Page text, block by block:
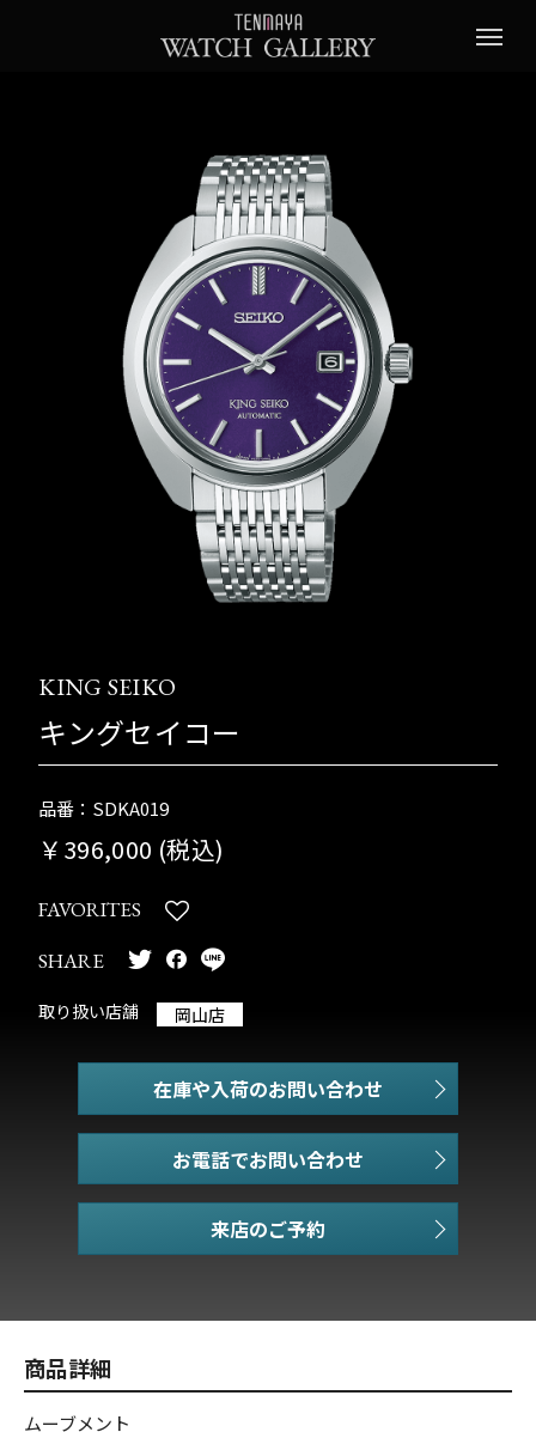
KING SEIKO
キングセイコー
品番：SDKA019
￥396,000 (税込)
FAVORITES
SHARE
取り扱い店舗 岡山店
在庫や入荷のお問い合わせ
お電話でお問い合わせ
商品詳細
ムーブメント